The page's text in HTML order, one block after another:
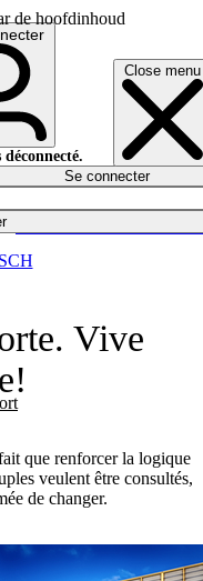
de hoofdinhoud
Close menu
déconnecté.
Se connecter
Vive
que renforcer la logique
veulent être consultés,
de changer.